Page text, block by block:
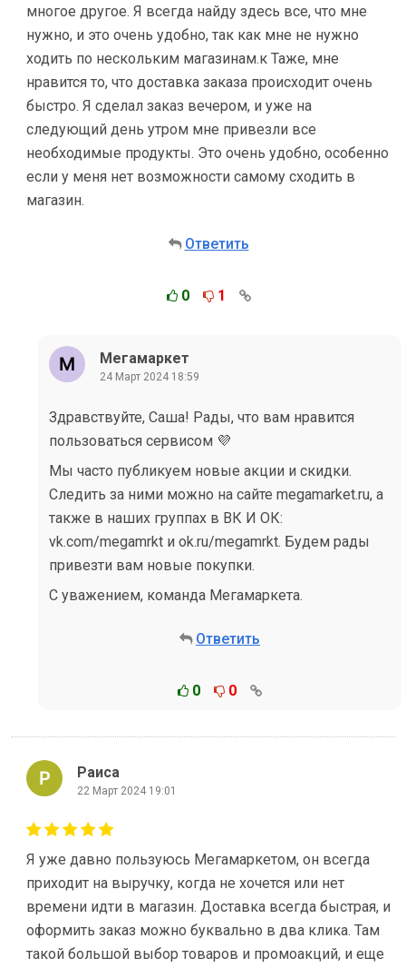
многое другое. Я всегда найду здесь все, что мне
нужно, и это очень удобно, так как мне не нужно
ходить по нескольким магазинам.к Таже, мне
нравится то, что доставка заказа происходит очень
быстро. Я сделал заказ вечером, и уже на
следующий день утром мне привезли все
необходимые продукты. Это очень удобно, особенно
если у меня нет возможности самому сходить в
магазин.
Ответить
0 1
Мегамаркет
24 Март 2024 18:59
Здравствуйте, Саша! Рады, что вам нравится
пользоваться сервисом 💜
Мы часто публикуем новые акции и скидки.
Следить за ними можно на сайте megamarket.ru, а
также в наших группах в ВК И ОК:
vk.com/megamrkt и ok.ru/megamrkt. Будем рады
привезти вам новые покупки.
С уважением, команда Мегамаркета.
Ответить
0 0
Раиса
22 Март 2024 19:01
Я уже давно пользуюсь Мегамаркетом, он всегда
приходит на выручку, когда не хочется или нет
времени идти в магазин. Доставка всегда быстрая, и
оформить заказ можно буквально в два клика. Там
такой большой выбор товаров и промоакций, и еще